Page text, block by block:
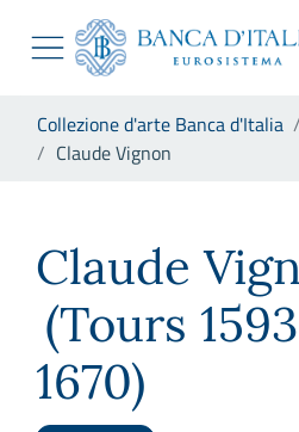
Skip to Main Content
Vai al sito istituzionale
Vai al menu di navigazione
Vai alla ricerca
Vai al footer
Collezione d'arte Banca d'Italia
Claude Vignon
Claude
(Tours
1670)